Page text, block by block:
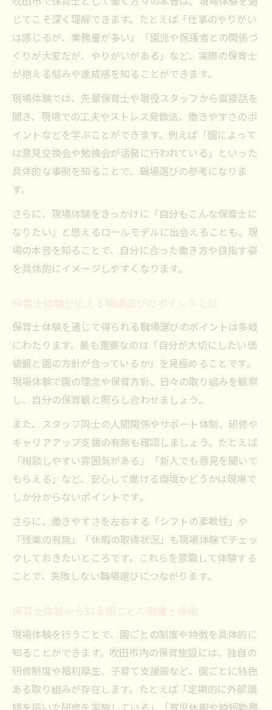
保育士体験が伝える仕事のやりがいと感動
現場体験で感じる保育士の成長と挑戦の瞬
間
保育士体験を通して見えた日常と働き方
現場体験が明かす保育士業務の本当の魅力
保育士体験で味わう子どもとの関わりの深
さ
吹田市で現場体験を活かした転職のヒント
保育士体験を転職活動に活かす方法と準備
保育士体験を通じて転職後のギャップを防
ぐ
現場体験後の保育士就職フェア活用術
保育士体験で分かる転職先探しの新常識
現場体験で伸ばしたい保育士のスキルとは
保育士体験が教える報連相とコミュニケー
ション力
現場体験で学ぶ保育士の柔軟性と共感力
保育士体験を通じて身に付く判断力と対応
じてこそ深く理解できます。たとえば「仕事のやりがい
は感じるが、業務量が多い」「園児や保護者との関係づ
くりが大変だが、やりがいがある」など、実際の保育士
が抱える悩みや達成感を知ることができます。
現場体験では、先輩保育士や現役スタッフから直接話を
聞き、現場での工夫やストレス発散法、働きやすさのポ
イントなどを学ぶことができます。例えば「園によって
は意見交換会や勉強会が活発に行われている」といった
具体的な事例を知ることで、職場選びの参考になりま
す。
さらに、現場体験をきっかけに「自分もこんな保育士に
なりたい」と思えるロールモデルに出会えることも。現
場の本音を知ることで、自分に合った働き方や目指す姿
を具体的にイメージしやすくなります。
保育士体験が伝える職場選びのポイントとは
保育士体験を通じて得られる職場選びのポイントは多岐
にわたります。最も重要なのは「自分が大切にしたい価
値観と園の方針が合っているか」を見極めることです。
現場体験で園の理念や保育方針、日々の取り組みを観察
し、自分の保育観と照らし合わせましょう。
また、スタッフ同士の人間関係やサポート体制、研修や
キャリアアップ支援の有無も確認しましょう。たとえば
「相談しやすい雰囲気がある」「新人でも意見を聞いて
もらえる」など、安心して働ける環境かどうかは現場で
しか分からないポイントです。
さらに、働きやすさを左右する「シフトの柔軟性」や
「残業の有無」「休暇の取得状況」も現場体験でチェッ
クしておきたいところです。これらを意識して体験する
ことで、失敗しない職場選びにつながります。
保育士体験から知る園ごとの制度と特徴
現場体験を行うことで、園ごとの制度や特徴を具体的に
知ることができます。吹田市内の保育施設には、独自の
研修制度や福利厚生、子育て支援策など、園ごとに特色
ある取り組みが存在します。たとえば「定期的に外部講
師を招いた研修を実施している」「育児休暇や時短勤務